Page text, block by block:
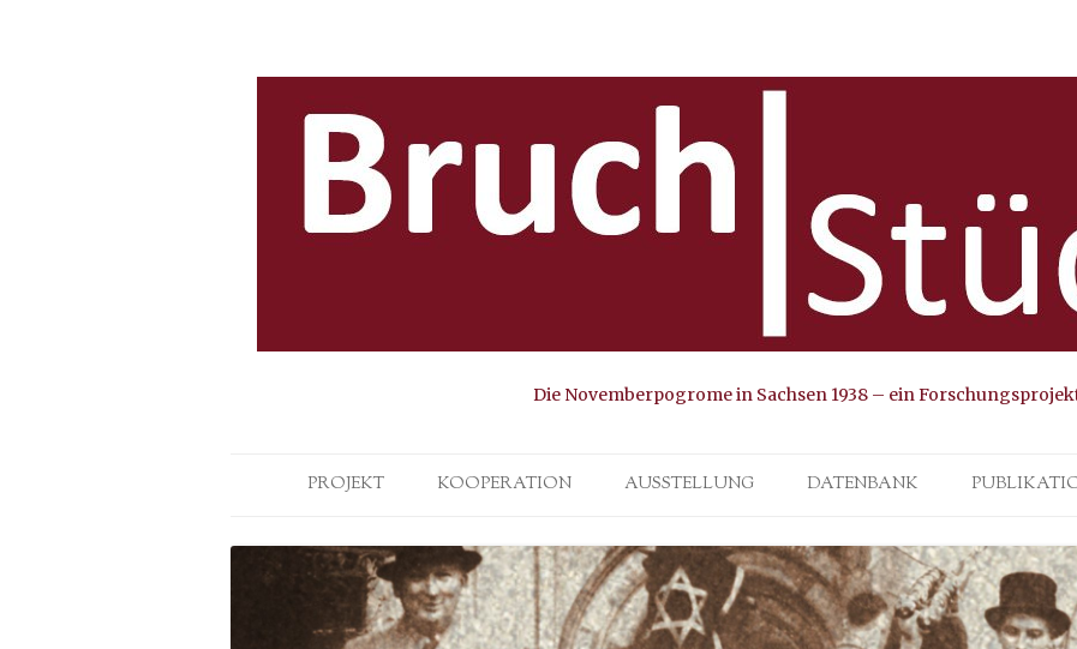
Die Novemberpogrome in Sachsen 1938 – ein
PROJEKT
IHRE GESCHICHTE|N
PRESSEBERICHTE
KOOPERATION AUSSTELLUNG
FLYER ZUR AUSSTELLUNG
DATENBANK